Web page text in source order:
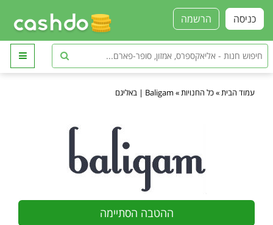
הרשמה כניסה
עמוד הבית »כל החנויות » Baligam | באליגם
ההטבה הסתיימה